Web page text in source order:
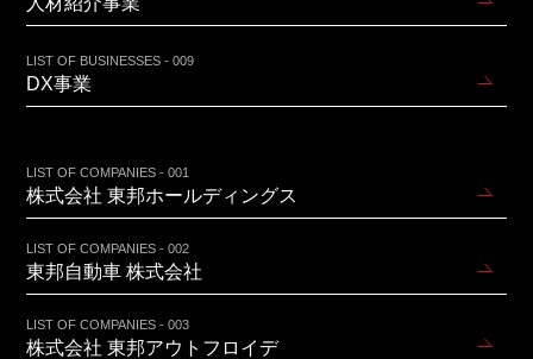
LIST OF BUSINESSES - 009
DX事業
LIST OF COMPANIES - 001
株式会社 東邦ホールディングス
LIST OF COMPANIES - 002
東邦自動車 株式会社
LIST OF COMPANIES - 003
株式会社 東邦アウトフロイデ